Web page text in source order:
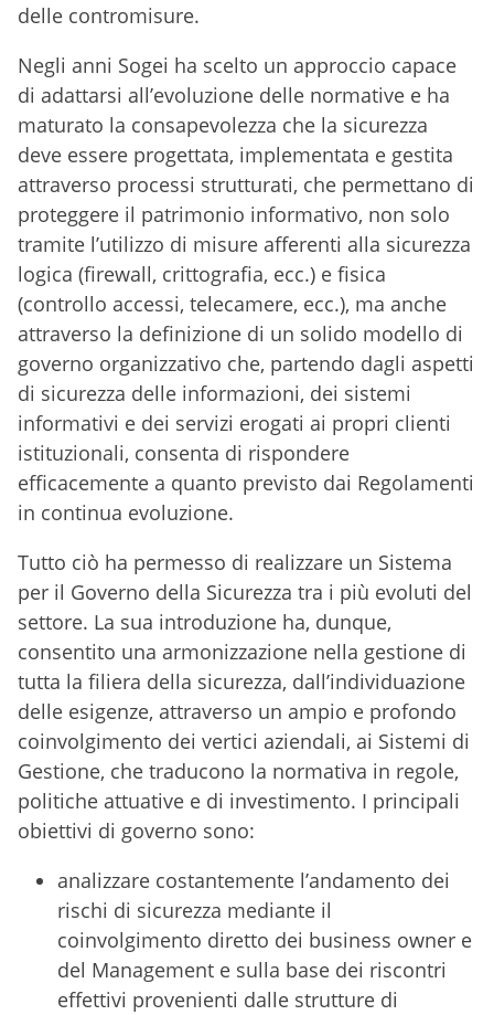
delle contromisure.
Negli anni Sogei ha scelto un approccio capace
di adattarsi all’evoluzione delle normative e ha
maturato la consapevolezza che la sicurezza
deve essere progettata, implementata e gestita
attraverso processi strutturati, che permettano di
proteggere il patrimonio informativo, non solo
tramite l’utilizzo di misure afferenti alla sicurezza
logica (firewall, crittografia, ecc.) e fisica
(controllo accessi, telecamere, ecc.), ma anche
attraverso la definizione di un solido modello di
governo organizzativo che, partendo dagli aspetti
di sicurezza delle informazioni, dei sistemi
informativi e dei servizi erogati ai propri clienti
istituzionali, consenta di rispondere
efficacemente a quanto previsto dai Regolamenti
in continua evoluzione.
Tutto ciò ha permesso di realizzare un Sistema
per il Governo della Sicurezza tra i più evoluti del
settore. La sua introduzione ha, dunque,
consentito una armonizzazione nella gestione di
tutta la filiera della sicurezza, dall’individuazione
delle esigenze, attraverso un ampio e profondo
coinvolgimento dei vertici aziendali, ai Sistemi di
Gestione, che traducono la normativa in regole,
politiche attuative e di investimento. I principali
obiettivi di governo sono:
analizzare costantemente l’andamento dei
rischi di sicurezza mediante il
coinvolgimento diretto dei business owner e
del Management e sulla base dei riscontri
effettivi provenienti dalle strutture di